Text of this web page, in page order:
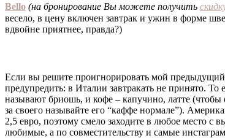
Bello (на бронирование Вы можете получить
весело, в цену включен завтрак и ужин в форме
вдвойне приятнее, правда?)
Если вы решите проигнорировать мой предыдущий
предупредить: в Италии завтракать не принято. То
называют бриошь, и кофе – капучино, латте (чтобы
за своего называйте его “каффе нормале”).
2,5 евро, поэтому смело заходите в любое место с
любимые, а по совместительству и самые